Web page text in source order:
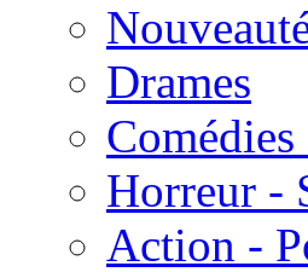
Drames
Horreur -
Action -